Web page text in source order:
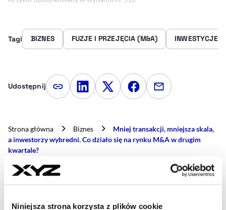
Niniejsza strona korzysta z plików cookie
Tagi BIZNES FUZJE I PRZEJĘCIA (M&A) INWESTYCJE
Udostępnij Kopiuj link artykułu
Udostępnij na LinkedIn
Udostępnij na Twitterze
Udostępnij na
Udostępnij
Strona główna Biznes
Mniej transakcji, mniejsza skala,
a inwestorzy wybredni. Co działo się na rynku M&A w drugim
kwartale?
Dziennikarka